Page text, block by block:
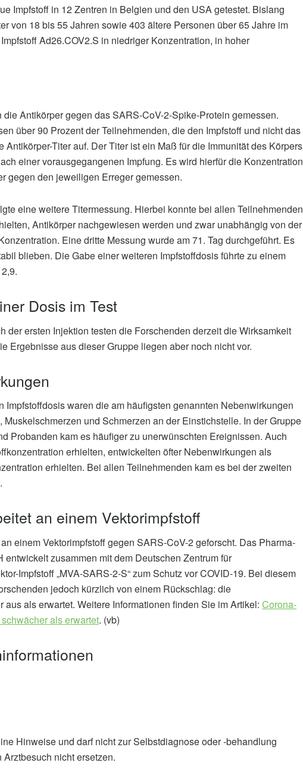
Impfstoff in 12 Zentren in Belgien und den USA getestet. Bislang
von 18 bis 55 Jahren sowie 403 ältere Personen über 65 Jahre im
Ad26.COV2.S in niedriger Konzentration, in hoher
Antikörper gegen das SARS-CoV-2-Spike-Protein gemessen.
über 90 Prozent der Teilnehmenden, die den Impfstoff und nicht das
Titer auf. Der Titer ist ein Maß für die Immunität des Körpers
einer vorausgegangenen Impfung. Es wird hierfür die Konzentration
gegen den jeweiligen Erreger gemessen.
eine weitere Titermessung. Hierbei konnte bei allen Teilnehmenden
Antikörper nachgewiesen werden und zwar unabhängig von der
Eine dritte Messung wurde am 71. Tag durchgeführt. Es
blieben. Die Gabe einer weiteren Impfstoffdosis führte zu einem
Dosis im Test
der ersten Injektion testen die Forschenden derzeit die Wirksamkeit
Ergebnisse aus dieser Gruppe liegen aber noch nicht vor.
Impfstoffdosis waren die am häufigsten genannten Nebenwirkungen
und Schmerzen an der Einstichstelle. In der Gruppe
Probanden kam es häufiger zu unerwünschten Ereignissen. Auch
erhielten, entwickelten öfter Nebenwirkungen als
erhielten. Bei allen Teilnehmenden kam es bei der zweiten
an einem Vektorimpfstoff
einem Vektorimpfstoff gegen SARS-CoV-2 geforscht. Das Pharma-
zusammen mit dem Deutschen Zentrum für
Impfstoff „MVA-SARS-2-S“ zum Schutz vor COVID-19. Bei diesem
jedoch kürzlich von einem Rückschlag: die
als erwartet. Weitere Informationen finden Sie im Artikel: Corona-
als erwartet. (vb)
Volker Blasek
Hinweise und darf nicht zur Selbstdiagnose oder -behandlung
nicht ersetzen.